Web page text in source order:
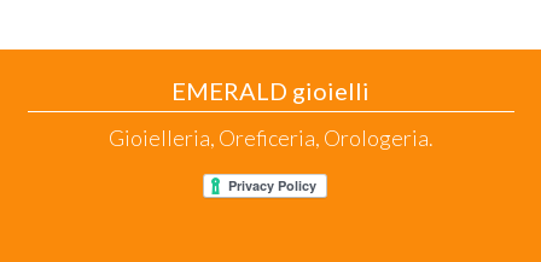
EMERALD gioielli
Gioielleria, Oreficeria, Orologeria.